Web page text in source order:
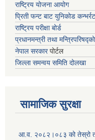
राष्ट्रिय योजना आयोग
प्रिती फन्ट बाट युनिकोड
राष्ट्रिय परीक्षा बोर्ड
प्रधानमन्त्री तथा
नेपाल सरकारपोर्टल
जिल्ला समन्वय समिति दोलखा
सामाजिक सुरक्षा
आ.व. २०८२।०८३ को तेस्रो